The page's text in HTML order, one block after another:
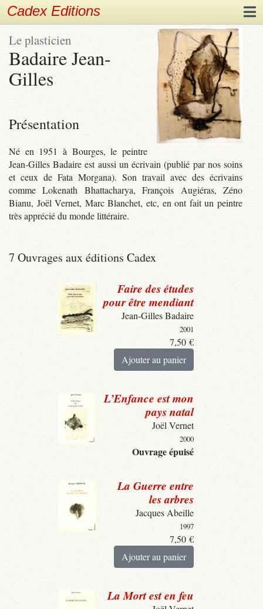
Cadex Editions
Le plasticien
Badaire Jean-
Gilles
Présentation
Né en 1951 à Bourges, le peintre
Jean-Gilles Badaire est aussi un écrivain (publié par nos soins
et ceux de Fata Morgana). Son travail avec des écrivains
comme Lokenath Bhattacharya, François Augiéras, Zéno
Bianu, Joël Vernet, Marc Blanchet, etc, en ont fait un peintre
très apprécié du monde littéraire.
7 Ouvrages aux éditions Cadex
Faire des études
pour être mendiant
Jean-Gilles Badaire
2001
7,50 €
Ajouter au panier
L’Enfance est mon
pays natal
Joël Vernet
2000
Ouvrage épuisé
La Guerre entre
les arbres
Jacques Abeille
1997
7,50 €
Ajouter au panier
La Mort est en feu